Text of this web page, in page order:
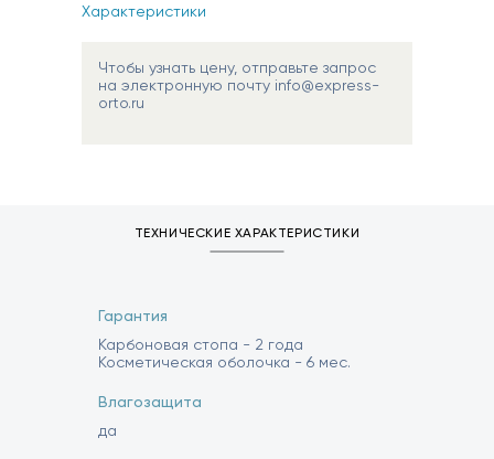
Характеристики
Чтобы узнать цену, отправьте запрос
на электронную почту info@express-
orto.ru
ТЕХНИЧЕСКИЕ ХАРАКТЕРИСТИКИ
Гарантия
Карбоновая стопа - 2 года
Косметическая оболочка - 6 мес.
Влагозащита
да